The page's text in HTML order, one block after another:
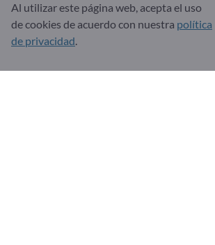
Al utilizar este página web, acepta el uso
de cookies de acuerdo con nuestra política
de privacidad.